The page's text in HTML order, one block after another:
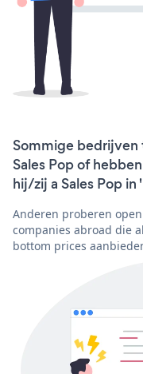
Sommige
Sales Pop of
hij/zij a Sales Pop
Anderen proberen
companies abroad die
bottom prices